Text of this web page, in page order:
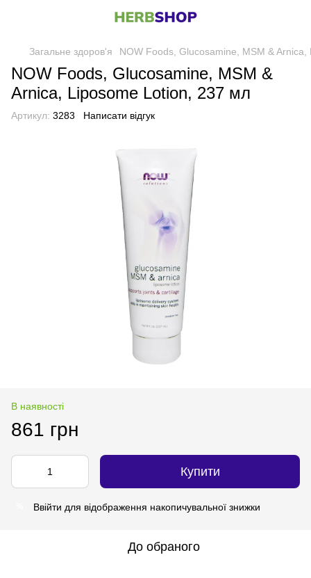
Загальне здоров'я NOW Foods, Glucosamine, MSM &
NOW Foods, Glucosamine, MSM &
Arnica, Liposome Lotion, 237 мл
Артикул: 3283 Написати відгук
В наявності
861 грн
Купити
Ввійти для відображення накопичувальної знижки
До обраного